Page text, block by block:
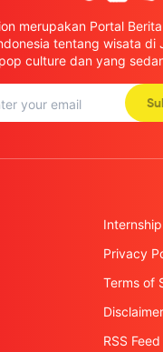
merupakan Portal
tentang wisata di
culture dan yang
Internship
Privacy
Terms of
Disclaimer
RSS Feed